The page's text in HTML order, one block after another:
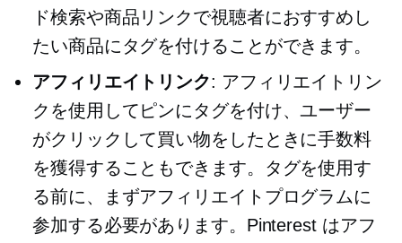
ド検索や商品リンクで視聴者におすすめし
たい商品にタグを付けることができます。
アフィリエイトリンク: アフィリエイトリン
クを使用してピンにタグを付け、ユーザー
がクリックして買い物をしたときに手数料
を獲得することもできます。タグを使用す
る前に、まずアフィリエイトプログラムに
参加する必要があります。Pinterest はアフ